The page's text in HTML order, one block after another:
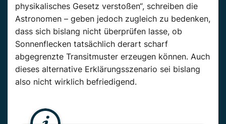
physikalisches Gesetz verstoßen“, schreiben die
Astronomen – geben jedoch zugleich zu bedenken,
dass sich bislang nicht überprüfen lasse, ob
Sonnenflecken tatsächlich derart scharf
abgegrenzte Transitmuster erzeugen können. Auch
dieses alternative Erklärungsszenario sei bislang
also nicht wirklich befriedigend.